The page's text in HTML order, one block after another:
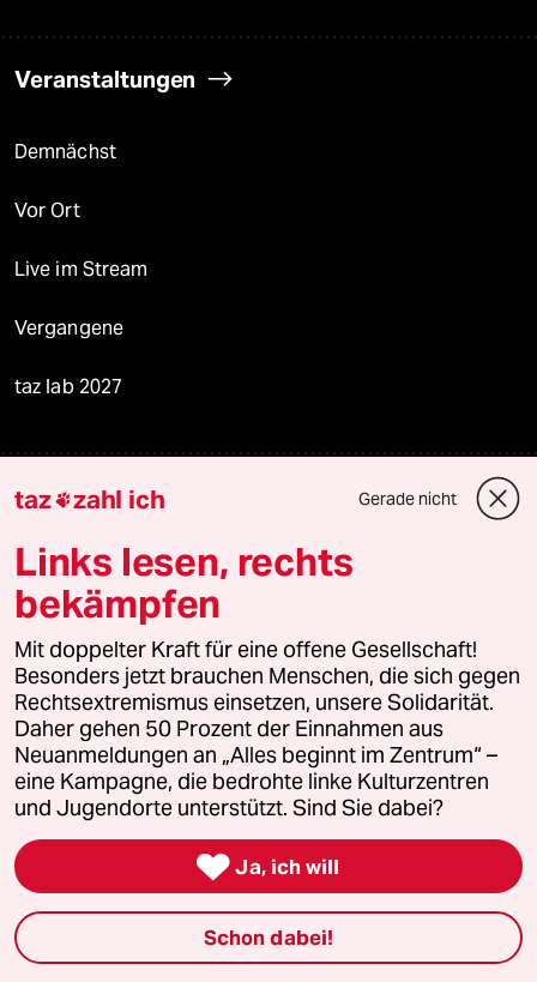
Veranstaltungen
Demnächst
Vor Ort
Live im Stream
Vergangene
taz lab 2027
Mehr taz Lesestoff
taz Blogs
taz FUTURZWEI
Le Monde diplomatique
taz Archiv
Mehr taz Angebote
Reisen
taz zahl ich Gerade nicht
Links lesen, rechts
bekämpfen
Mit doppelter Kraft für eine offene Gesellschaft!
Besonders jetzt brauchen Menschen, die sich gegen
Rechtsextremismus einsetzen, unsere Solidarität.
Daher gehen 50 Prozent der Einnahmen aus
Neuanmeldungen an „Alles beginnt im Zentrum“ –
eine Kampagne, die bedrohte linke Kulturzentren
und Jugendorte unterstützt. Sind Sie dabei?
 Ja, ich will
Schon dabei!